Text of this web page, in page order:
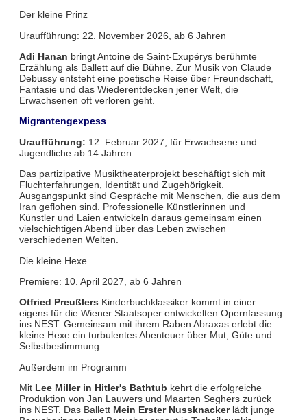
Der kleine Prinz
Uraufführung: 22. November 2026, ab 6 Jahren
Adi Hanan bringt Antoine de Saint-Exupérys berühmte
Erzählung als Ballett auf die Bühne. Zur Musik von Claude
Debussy entsteht eine poetische Reise über Freundschaft,
Fantasie und das Wiederentdecken jener Welt, die
Erwachsenen oft verloren geht.
Migrantengexpess
Uraufführung: 12. Februar 2027, für Erwachsene und
Jugendliche ab 14 Jahren
Das partizipative Musiktheaterprojekt beschäftigt sich mit
Fluchterfahrungen, Identität und Zugehörigkeit.
Ausgangspunkt sind Gespräche mit Menschen, die aus dem
Iran geflohen sind. Professionelle Künstlerinnen und
Künstler und Laien entwickeln daraus gemeinsam einen
vielschichtigen Abend über das Leben zwischen
verschiedenen Welten.
Die kleine Hexe
Premiere: 10. April 2027, ab 6 Jahren
Otfried Preußlers Kinderbuchklassiker kommt in einer
eigens für die Wiener Staatsoper entwickelten Opernfassung
ins NEST. Gemeinsam mit ihrem Raben Abraxas erlebt die
kleine Hexe ein turbulentes Abenteuer über Mut, Güte und
Selbstbestimmung.
Außerdem im Programm
Mit Lee Miller in Hitler's Bathtub kehrt die erfolgreiche
Produktion von Jan Lauwers und Maarten Seghers zurück
ins NEST. Das Ballett Mein Erster Nussknackerlädt junge